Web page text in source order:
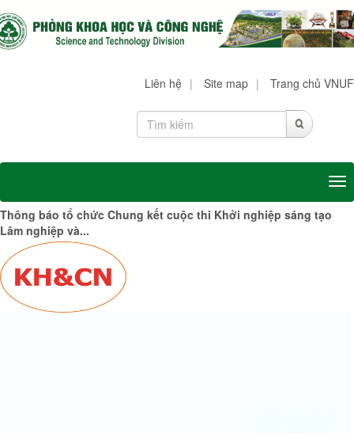
Liên hệ | Site map | Trang chủ VNUF
Thông báo tổ chức Chung kết cuộc thi Khởi nghiệp sáng tạo
Lâm nghiệp và...